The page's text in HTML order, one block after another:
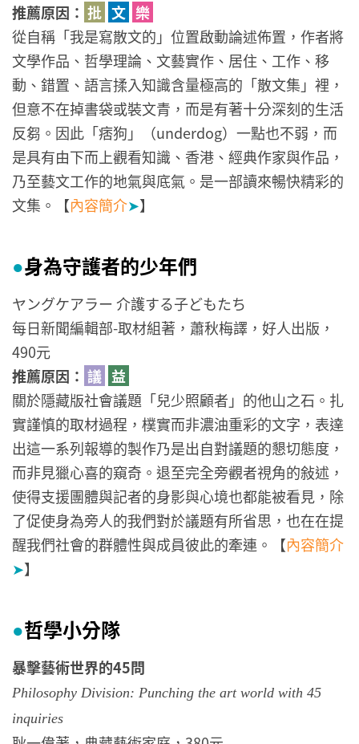
推薦原因： 批 文 樂
從自稱「我是寫散文的」位置啟動論述佈置，作者將
文學作品、哲學理論、文藝實作、居住、工作、移
動、錯置、語言揉入知識含量極高的「散文集」裡，
但意不在掉書袋或裝文青，而是有著十分深刻的生活
反芻。因此「痞狗」（underdog）一點也不弱，而
是具有由下而上觀看知識、香港、經典作家與作品，
乃至藝文工作的地氣與底氣。是一部讀來暢快精彩的
文集。【內容簡介➤】
●身為守護者的少年們
ヤングケアラー 介護する子どもたち
每日新聞編輯部-取材組著，蕭秋梅譯，好人出版，
490元
推薦原因： 議 益
關於隱藏版社會議題「兒少照顧者」的他山之石。扎
實謹慎的取材過程，樸實而非濃油重彩的文字，表達
出這一系列報導的製作乃是出自對議題的懇切態度，
而非見獵心喜的窺奇。退至完全旁觀者視角的敍述，
使得支援團體與記者的身影與心境也都能被看見，除
了促使身為旁人的我們對於議題有所省思，也在在提
醒我們社會的群體性與成員彼此的牽連。【內容簡介
➤】
●哲學小分隊
暴擊藝術世界的45問
Philosophy Division: Punching the art world with 45
inquiries